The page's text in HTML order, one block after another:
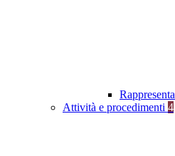
Attività e procedimenti 4